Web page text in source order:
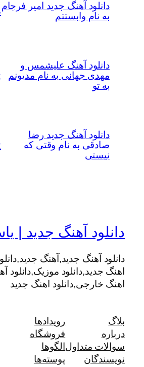
دانلود آهنگ جدید امیر فرجام
به نام وابستتم
دانلود آهنگ علیشمس و
مهدی جهانی به نام مدیونم
به تو
دانلود آهنگ جدید رضا
صادقی به نام وقتی که
نیستی
دانلود آهنگ جدید |
دانلود آهنگ جدید,آهنگ
اهنگ جدید,دانلود موزیک,دانلود
اهنگ خارجی,دانلود اهنگ جدید
بلاگ
درباره
سوالات متداول
نویسندگان
رویدادها
فروشگاه
الگوها
پوسته‌ها